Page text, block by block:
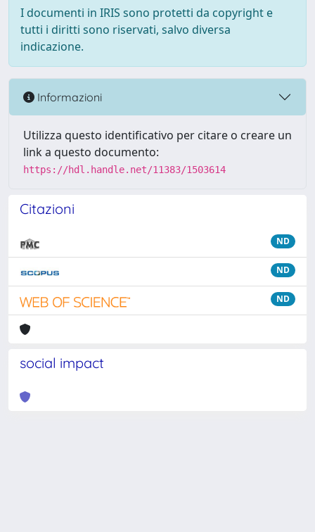
I documenti in IRIS sono protetti da copyright e
tutti i diritti sono riservati, salvo diversa
indicazione.
Informazioni
Utilizza questo identificativo per citare o creare un
link a questo documento:
https://hdl.handle.net/11383/1503614
Citazioni
ND
ND
ND
social impact